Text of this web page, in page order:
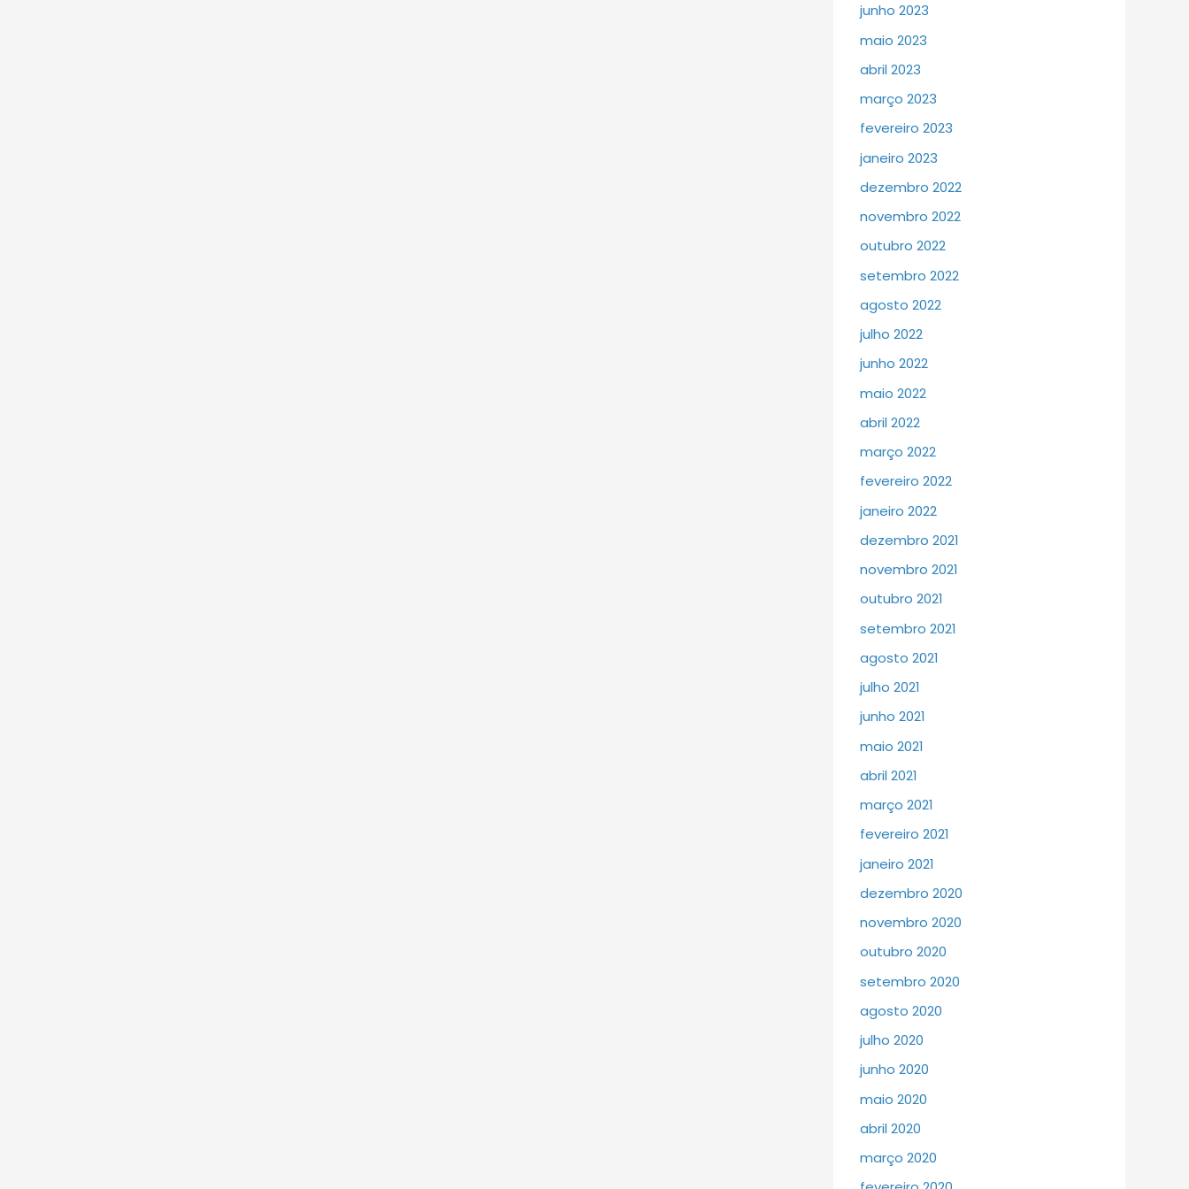
junho 2023
maio 2023
abril 2023
março 2023
fevereiro 2023
janeiro 2023
dezembro 2022
novembro 2022
outubro 2022
setembro 2022
agosto 2022
julho 2022
junho 2022
maio 2022
abril 2022
março 2022
fevereiro 2022
janeiro 2022
dezembro 2021
novembro 2021
outubro 2021
setembro 2021
agosto 2021
julho 2021
junho 2021
maio 2021
abril 2021
março 2021
fevereiro 2021
janeiro 2021
dezembro 2020
novembro 2020
outubro 2020
setembro 2020
agosto 2020
julho 2020
junho 2020
maio 2020
abril 2020
março 2020